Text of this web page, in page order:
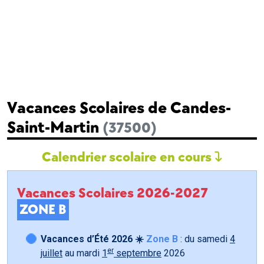
Vacances Scolaires de Candes-
Saint-Martin (37500)
Calendrier scolaire en cours
Vacances Scolaires 2026-2027
ZONE B
Vacances d’Été 2026 ☀️ Zone B : du samedi 4
juillet au mardi 1 er septembre 2026